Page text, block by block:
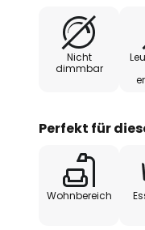
Nicht
dimmbar
Perfekt für
Wohnbereich